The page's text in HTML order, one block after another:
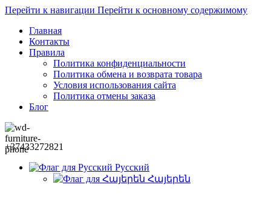
Перейти к навигации Перейти к основному содержимому
Главная
Контакты
Правила
Политика конфиденциальности
Политика обмена и возврата товара
Условия использования сайта
Политика отмены заказа
Блог
+37433272821
Русский
Հայերեն